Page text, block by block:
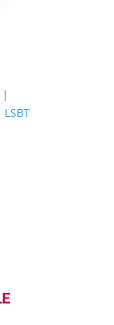
|
LSBT